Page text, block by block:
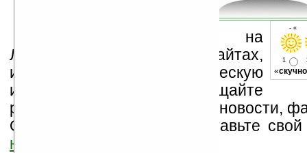
- «
1
«скучно
Устанавливайте линк на
Ладошки на своих сайтах,
изучайте коммерческую
информацию, посещайте
разделы сайта (форум, чат, новости,
Оцените эту новость и оставьте
ниже на странице